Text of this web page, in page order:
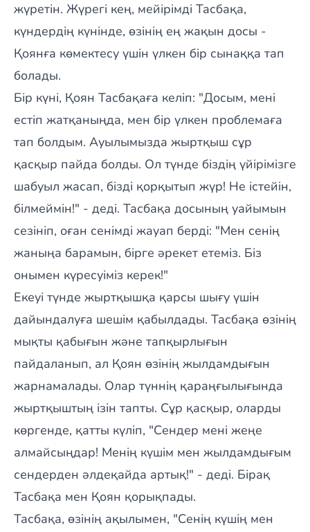
жүретін. Жүрегі кең, мейірімді Тасбақа,
күндердің күнінде, өзінің ең жақын досы -
Қоянға көмектесу үшін үлкен бір сынаққа тап
болады.
Бір күні, Қоян Тасбақаға келіп: "Досым, мені
естіп жатқаныңда, мен бір үлкен проблемаға
тап болдым. Ауылымызда жыртқыш сұр
қасқыр пайда болды. Ол түнде біздің үйірімізге
шабуыл жасап, бізді қорқытып жүр! Не істейін,
білмеймін!" - деді. Тасбақа досының уайымын
сезініп, оған сенімді жауап берді: "Мен сенің
жаныңа барамын, бірге әрекет етеміз. Біз
онымен күресуіміз керек!"
Екеуі түнде жыртқышқа қарсы шығу үшін
дайындалуға шешім қабылдады. Тасбақа өзінің
мықты қабығын және тапқырлығын
пайдаланып, ал Қоян өзінің жылдамдығын
жарнамалады. Олар түннің қараңғылығында
жыртқыштың ізін тапты. Сұр қасқыр, оларды
көргенде, қатты күліп, "Сендер мені жеңе
алмайсыңдар! Менің күшім мен жылдамдығым
сендерден әлдеқайда артық!" - деді. Бірақ
Тасбақа мен Қоян қорықпады.
Тасбақа, өзінің ақылымен, "Сенің күшің мен